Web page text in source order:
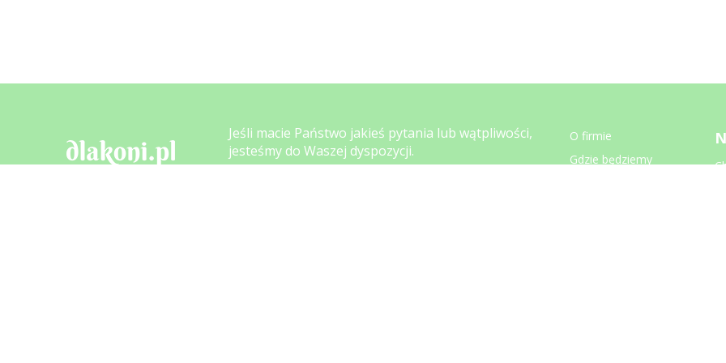
Jeśli macie Państwo jakieś pytania lub wątpliwości,
jesteśmy do Waszej dyspozycji.
O firmie
Gdzie będziemy